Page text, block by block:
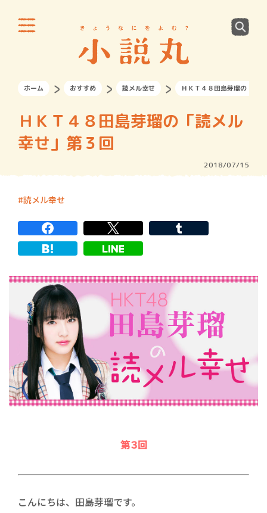
ホーム おすすめ 読メル幸せ ＨＫＴ４８田島芽瑠の「読
ＨＫＴ４８田島芽瑠の「読メル
幸せ」第３回
2018/07/15
読メル幸せ
第３回
こんにちは、田島芽瑠です。